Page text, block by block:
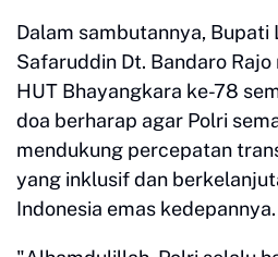
Dalam sambutannya, Bupati
Safaruddin Dt. Bandaro
HUT Bhayangkara ke-78
doa berharap agar Polri
mendukung percepatan
yang inklusif dan
Indonesia emas kedepannya.